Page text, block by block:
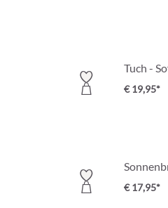
Tuch -
€ 19,95*
€ 17,95*